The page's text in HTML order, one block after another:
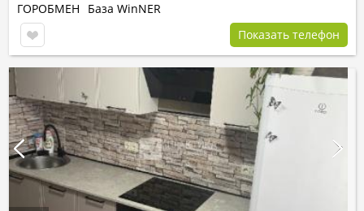
ГОРОБМЕН
База WinNER
Показать телефон